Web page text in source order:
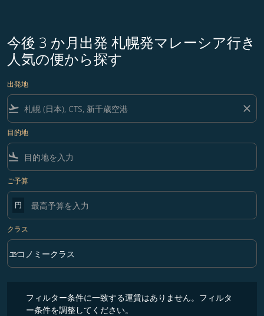
今後 3 か月出発 札幌発マレーシア行き
人気の便から探す
出発地
flight_takeoff close
目的地
flight_land
ご予算
円
クラス
クラス option エコノミークラス Selected
エコノミークラス
keyboard_arrow_down
フィルター条件に一致する運賃はありません。フィルタ
ー条件を調整してください。